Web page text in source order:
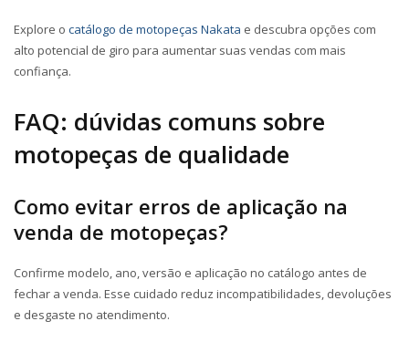
Explore o catálogo de motopeças Nakata e descubra opções com
alto potencial de giro para aumentar suas vendas com mais
confiança.
FAQ: dúvidas comuns sobre
motopeças de qualidade
Como evitar erros de aplicação na
venda de motopeças?
Confirme modelo, ano, versão e aplicação no catálogo antes de
fechar a venda. Esse cuidado reduz incompatibilidades, devoluções
e desgaste no atendimento.